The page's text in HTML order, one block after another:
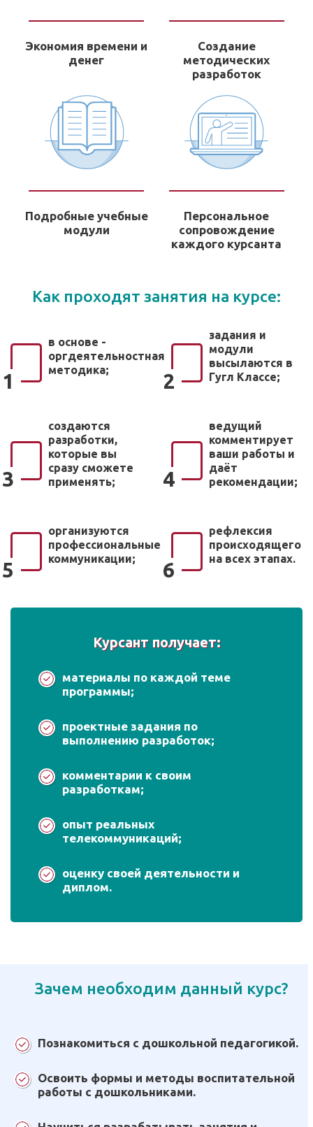
Экономия времени и
денег
Создание
методических
разработок
Подробные учебные
модули
Персональное
сопровождение
каждого курсанта
Как проходят занятия на курсе:
1
в основе -
оргдеятельностная
методика;
2
задания и
модули
высылаются в
Гугл Классе;
3
создаются
разработки,
которые вы
сразу сможете
применять;
4
ведущий
комментирует
ваши работы и
даёт
рекомендации;
5
организуются
профессиональные
коммуникации;
6
рефлексия
происходящего
на всех этапах.
Курсант получает:
материалы по каждой теме
программы;
проектные задания по
выполнению разработок;
комментарии к своим
разработкам;
опыт реальных
телекоммуникаций;
оценку своей деятельности и
диплом.
Зачем необходим данный курс?
Познакомиться с дошкольной педагогикой.
Освоить формы и методы воспитательной
работы с дошкольниками.